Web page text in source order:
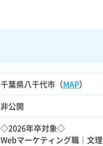
千葉県八千代市（MAP）
非公開
◇2026年卒対象◇
Webマーケティング職｜文